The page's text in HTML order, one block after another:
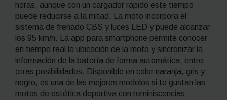
horas, aunque con un cargador rápido este tiempo
puede reducirse a la mitad. La moto incorpora el
sistema de frenado CBS y luces LED y puede alcanzar
los 95 km/h. L a app para smartphone permite conocer
en tiempo real la ubicación de la moto y sincronizar la
información de la batería de forma automática, entre
otras posibilidades. Disponible en color naranja, gris y
negro, es una de las mejores modelos si te gustan las
motos de estética deportiva con reminiscencias